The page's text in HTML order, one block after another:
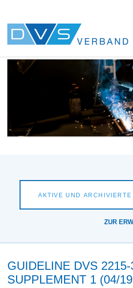
ZUR
GUIDELINE DVS 2215-
SUPPLEMENT 1 (04/